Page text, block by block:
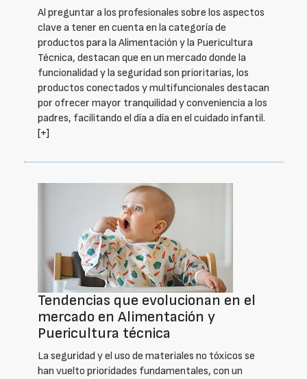
Al preguntar a los profesionales sobre los aspectos
clave a tener en cuenta en la categoría de
productos para la Alimentación y la Puericultura
Técnica, destacan que en un mercado donde la
funcionalidad y la seguridad son prioritarias, los
productos conectados y multifuncionales destacan
por ofrecer mayor tranquilidad y conveniencia a los
padres, facilitando el día a día en el cuidado infantil.
[+]
Tendencias que evolucionan en el
mercado en Alimentación y
Puericultura técnica
La seguridad y el uso de materiales no tóxicos se
han vuelto prioridades fundamentales, con un